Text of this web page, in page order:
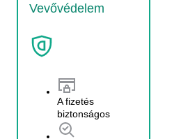
Vevővédelem
A fizetés
biztonságos